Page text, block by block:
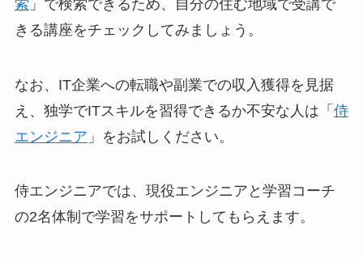
索 」で検索できるため、自分の住む地域で受講で
きる講座をチェックしてみましょう。
なお、IT企業への転職や副業での収入獲得を見据
え、独学でITスキルを習得できるか不安な人は「 侍
エンジニア 」をお試しください。
侍エンジニアでは、現役エンジニアと学習コーチ
の2名体制で学習をサポートしてもらえます。